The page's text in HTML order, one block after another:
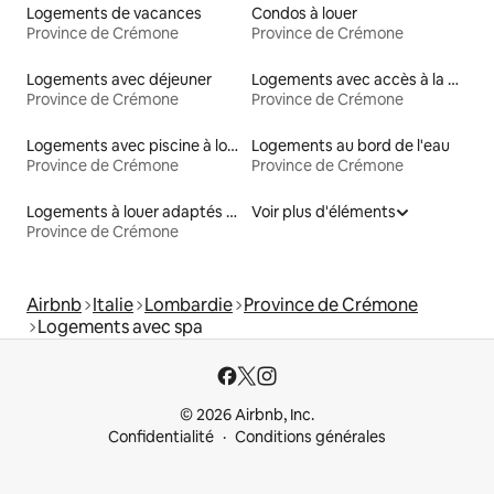
Logements de vacances
Province de Crémone
Condos à louer
Province de Crémone
Logements avec déjeuner
Province de Crémone
Logements avec accès à la plage
Province de Crémone
Logements avec piscine à louer
Province de Crémone
Logements au bord de l'eau
Province de Crémone
Logements à louer adaptés aux animaux
Province de Crémone
Voir plus d'éléments
Airbnb Italie Lombardie Province de Crémone
Logements avec spa
© 2026 Airbnb, Inc.
Confidentialité
Conditions générales